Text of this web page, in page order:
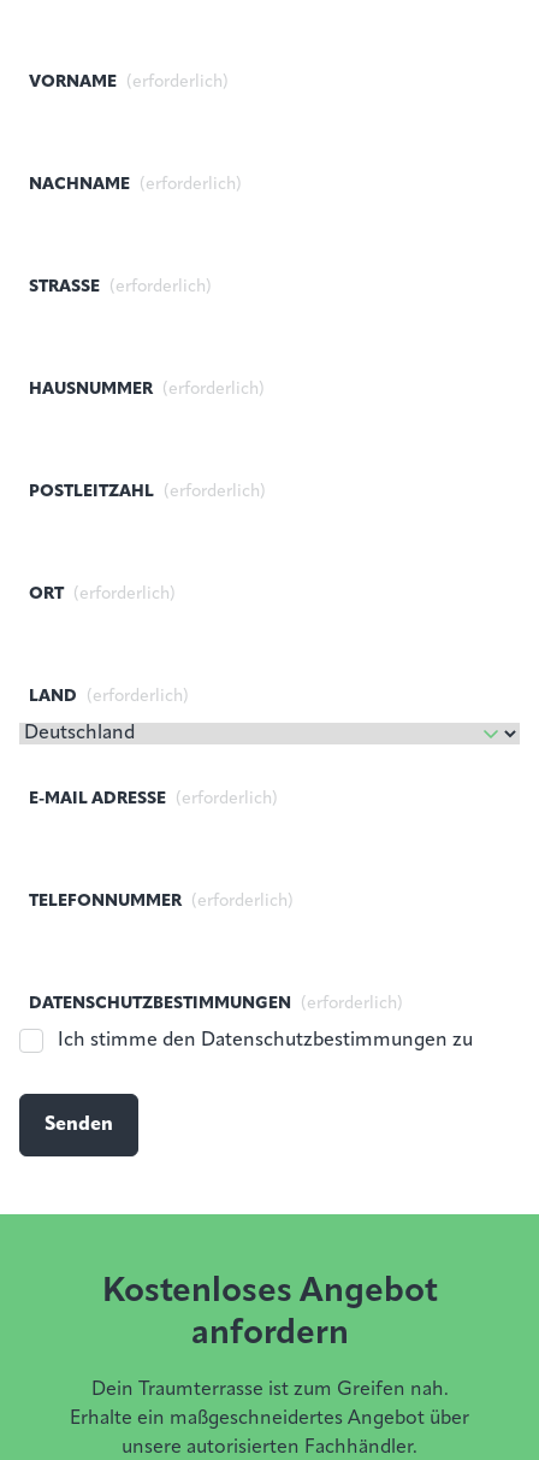
VORNAME (erforderlich)
NACHNAME (erforderlich)
STRASSE (erforderlich)
HAUSNUMMER (erforderlich)
POSTLEITZAHL (erforderlich)
ORT (erforderlich)
LAND (erforderlich)
E-MAIL ADRESSE (erforderlich)
TELEFONNUMMER (erforderlich)
DATENSCHUTZBESTIMMUNGEN (erforderlich)
Ich stimme den Datenschutzbestimmungen zu
Kostenloses Angebot
anfordern
Dein Traumterrasse ist zum Greifen nah.
Erhalte ein maßgeschneidertes Angebot über
unsere autorisierten Fachhändler.